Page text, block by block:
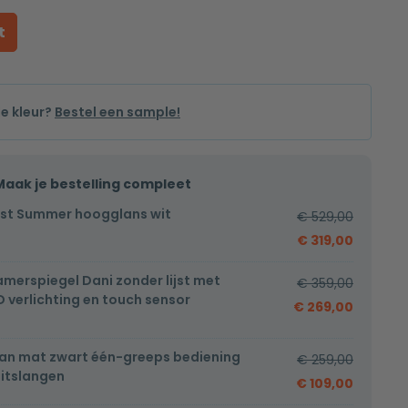
kleur? Bestel een sample!
je bestelling compleet
Summer hoogglans wit €529,00
€ 319,00
Dani zonder lijst met
verlichting en touch sensor
€359,00
€ 269,00
mat zwart één-greeps bediening
€259,00
€ 109,00